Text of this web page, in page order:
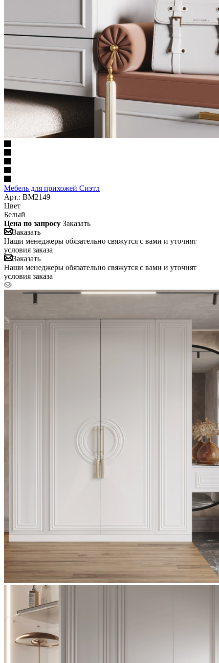
Мебель для прихожей Сиэтл
Арт.: BM2149
Цвет
Белый
Цена по запросу Заказать
Заказать
Наши менеджеры обязательно свяжутся с вами и уточнят
условия заказа
Заказать
Наши менеджеры обязательно свяжутся с вами и уточнят
условия заказа